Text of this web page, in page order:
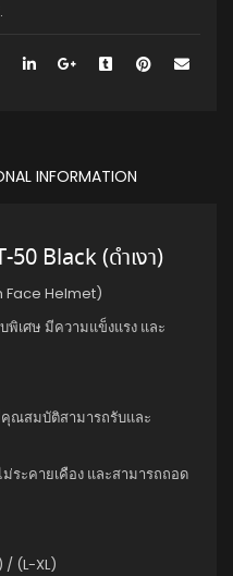
.
INFORMATION
Black (ดำเงา)
Face Helmet)
เศษ มีความแข็งแรง และ
ณสมบัติสามารถรับและ
ะคายเคือง และสามารถถอด
/ (L-XL)